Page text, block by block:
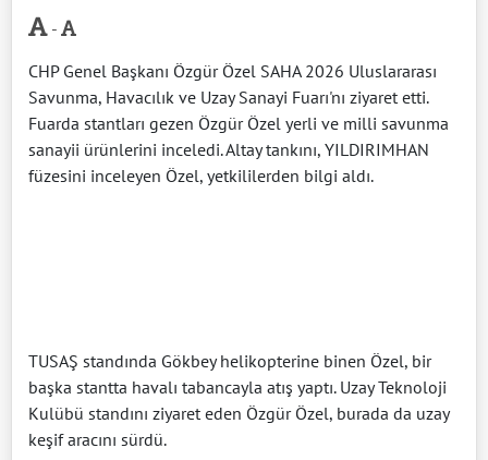
-
CHP Genel Başkanı Özgür Özel SAHA 2026 Uluslararası
Savunma, Havacılık ve Uzay Sanayi Fuarı'nı ziyaret etti.
Fuarda stantları gezen Özgür Özel yerli ve milli savunma
sanayii ürünlerini inceledi. Altay tankını, YILDIRIMHAN
füzesini inceleyen Özel, yetkililerden bilgi aldı.
TUSAŞ standında Gökbey helikopterine binen Özel, bir
başka stantta havalı tabancayla atış yaptı. Uzay Teknoloji
Kulübü standını ziyaret eden Özgür Özel, burada da uzay
keşif aracını sürdü.